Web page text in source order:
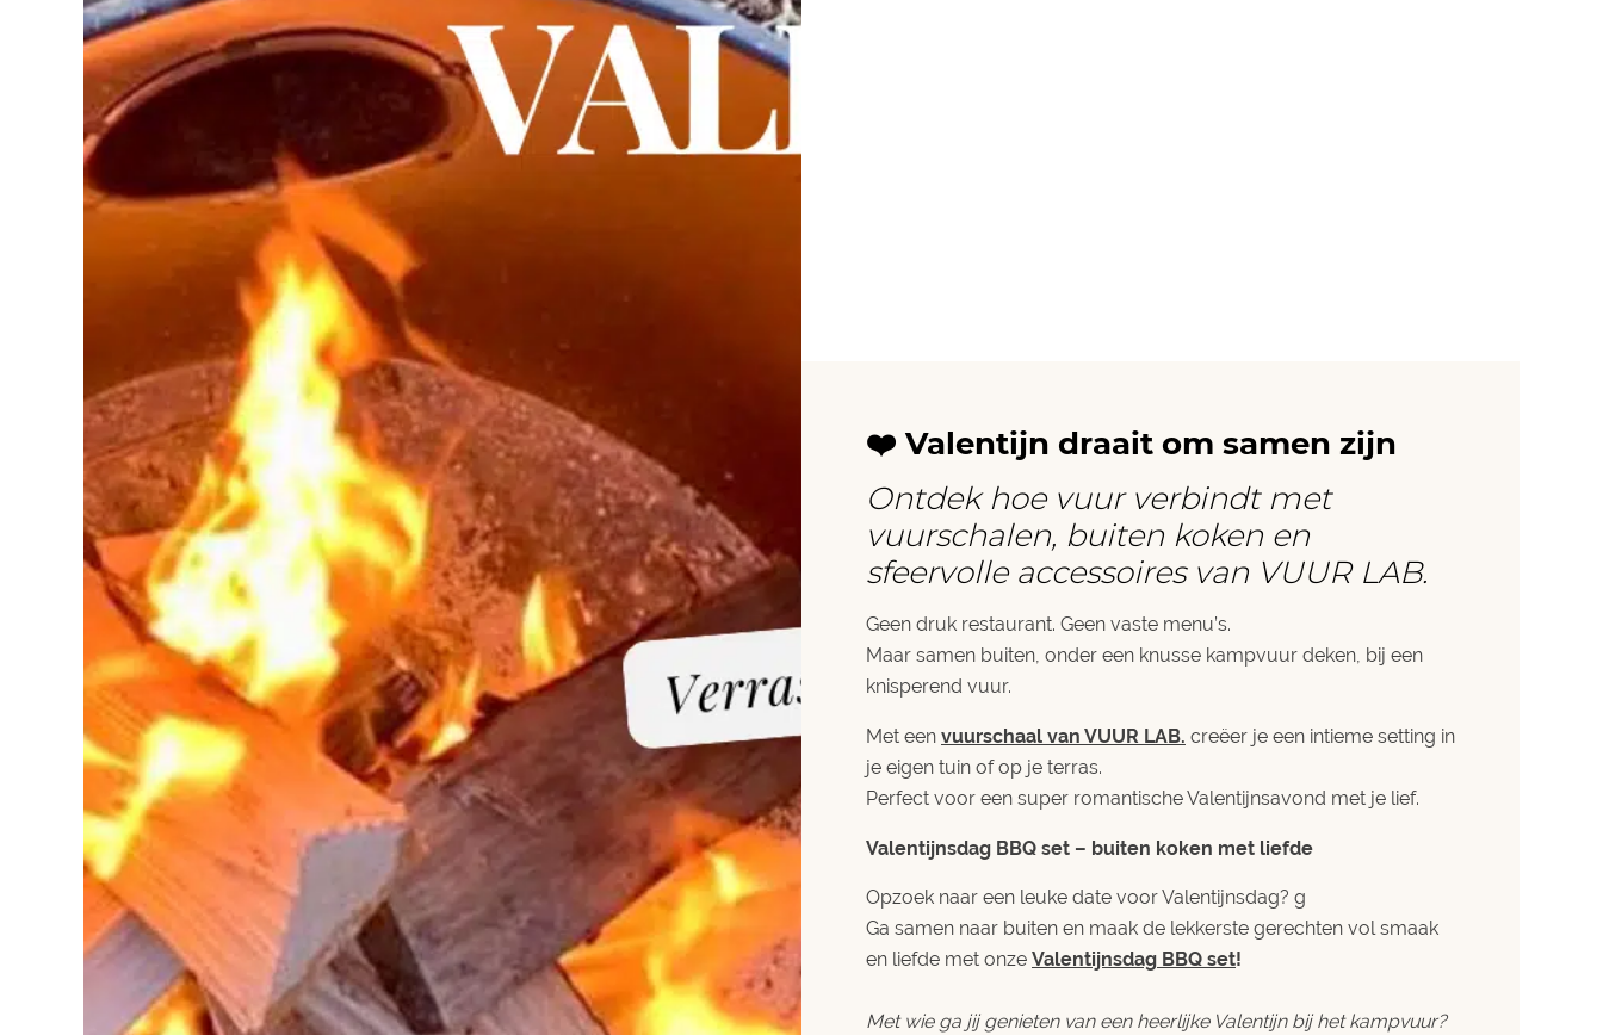
❤️ Valentijn draait om samen zijn
Ontdek hoe vuur verbindt met
vuurschalen, buiten koken en
sfeervolle accessoires van VUUR LAB.
Geen druk restaurant. Geen vaste menu’s.
Maar samen buiten, onder een knusse kampvuur deken, bij een
knisperend vuur.
Met een vuurschaal van VUUR LAB. creëer je een intieme setting in
je eigen tuin of op je terras.
Perfect voor een super romantische Valentijnsavond met je lief.
Valentijnsdag BBQ set – buiten koken met liefde
Opzoek naar een leuke date voor Valentijnsdag? g
Ga samen naar buiten en maak de lekkerste gerechten vol smaak
en liefde met onze Valentijnsdag BBQ set!
Met wie ga jij genieten van een heerlijke Valentijn bij het kampvuur?